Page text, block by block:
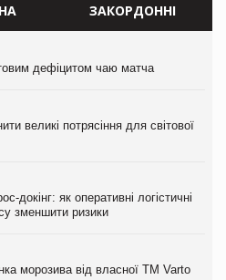
ЗАКОРДОННІ
дефіцитом чаю матча
великі потрясіння для світової
докінг: як оперативні логістичні
зменшити ризики
морозива від власної ТМ Varto
дефіцитом чаю матча
великі потрясіння для світової
докінг: як оперативні логістичні
зменшити ризики
морозива від власної ТМ Varto
дефіцитом чаю матча
великі потрясіння для світової
у першому півріччі
9%